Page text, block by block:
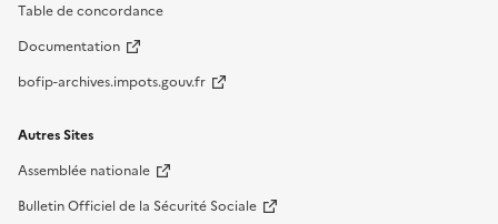
Table de concordance
Documentation
bofip-archives.impots.gouv.fr
Autres Sites
Assemblée nationale
Bulletin Officiel de la Sécurité Sociale